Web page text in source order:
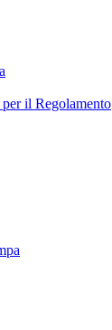
il Regolamento